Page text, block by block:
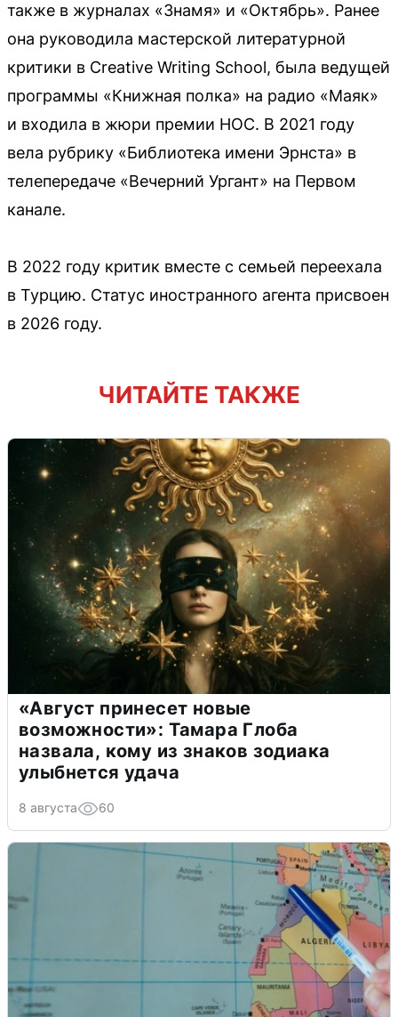
также в журналах «Знамя» и «Октябрь». Ранее
она руководила мастерской литературной
критики в Creative Writing School, была ведущей
программы «Книжная полка» на радио «Маяк»
и входила в жюри премии НОС. В 2021 году
вела рубрику «Библиотека имени Эрнста» в
телепередаче «Вечерний Ургант» на Первом
канале.
В 2022 году критик вместе с семьей переехала
в Турцию. Статус иностранного агента присвоен
в 2026 году.
ЧИТАЙТЕ ТАКЖЕ
«Август принесет новые
возможности»: Тамара Глоба
назвала, кому из знаков зодиака
улыбнется удача
8 августа 60